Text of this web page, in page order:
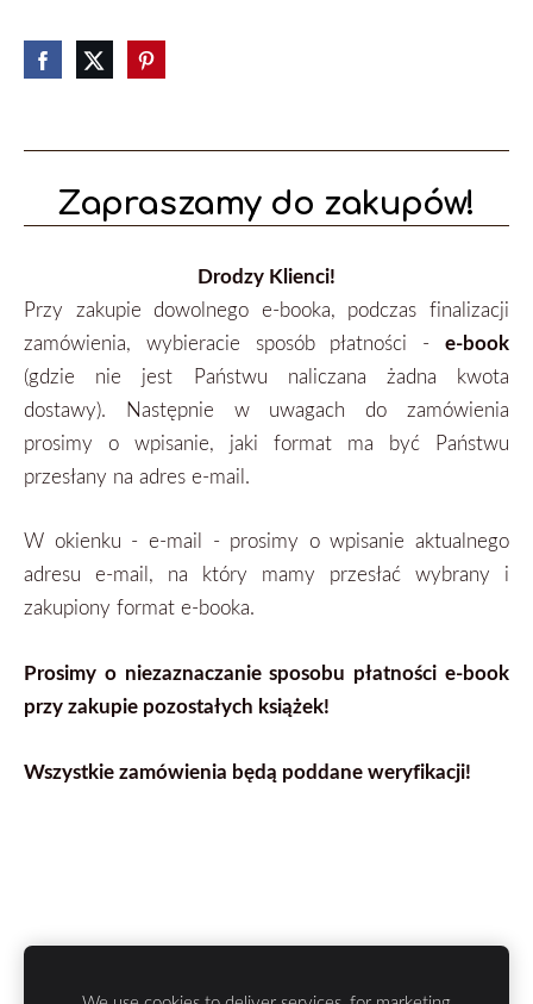
Zapraszamy do zakupów!
Drodzy Klienci!
Przy zakupie dowolnego e-booka, podczas finalizacji
zamówienia, wybieracie sposób płatności - e-book
(gdzie nie jest Państwu naliczana żadna kwota
dostawy). Następnie w uwagach do zamówienia
prosimy o wpisanie, jaki format ma być Państwu
przesłany na adres e-mail.
W okienku - e-mail - prosimy o wpisanie aktualnego
adresu e-mail, na który mamy przesłać wybrany i
zakupiony format e-booka.
Prosimy o niezaznaczanie sposobu płatności e-book
przy zakupie pozostałych książek!
Wszystkie zamówienia będą poddane weryfikacji!